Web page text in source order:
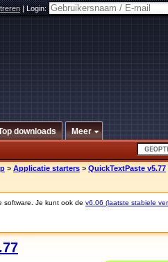
|Login:
downloads Meer
> Applicatie starters > QuickTextPaste v5.77
software. Je kunt ook de v6.06 (laatste stabiele